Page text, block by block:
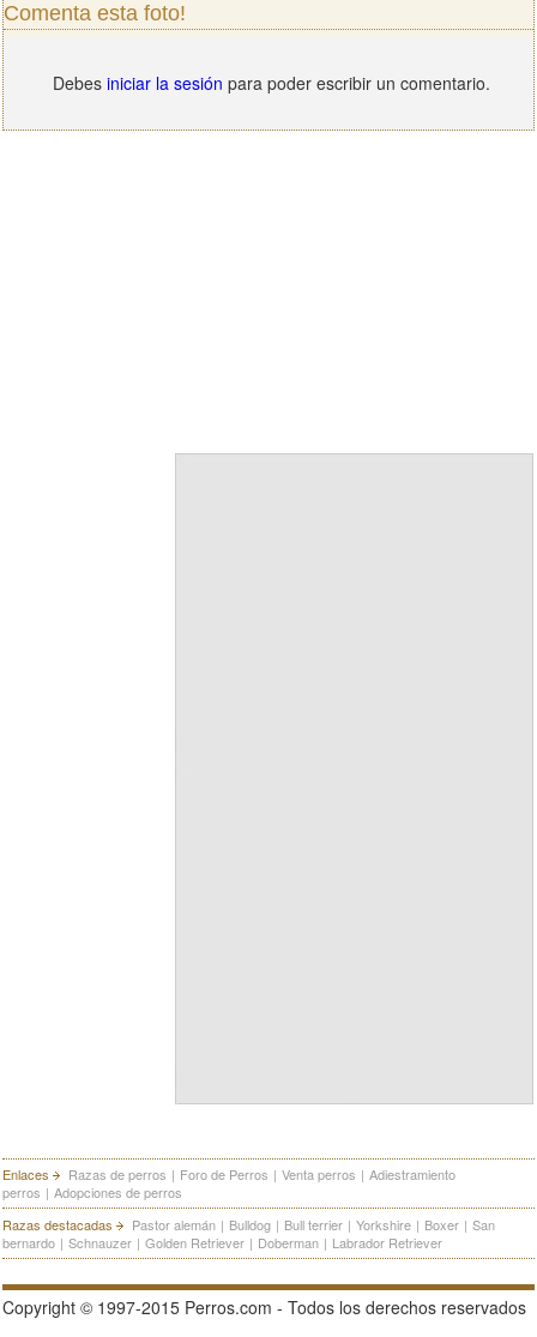
Comenta esta foto!
Debes iniciar la sesión para poder escribir un comentario.
Enlaces Razas de perros | Foro de Perros | Venta perros | Adiestramiento
perros | Adopciones de perros
Razas destacadas
Pastor alemán | Bulldog | Bull terrier | Yorkshire | Boxer | San
bernardo | Schnauzer | Golden Retriever | Doberman | Labrador Retriever
Copyright © 1997-2015 Perros.com - Todos los derechos reservados